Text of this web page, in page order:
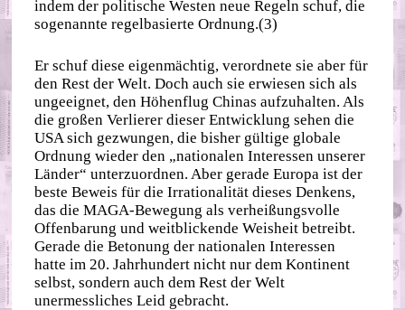
indem der politische Westen neue Regeln schuf, die
sogenannte regelbasierte Ordnung.(3)
Er schuf diese eigenmächtig, verordnete sie aber für
den Rest der Welt. Doch auch sie erwiesen sich als
ungeeignet, den Höhenflug Chinas aufzuhalten. Als
die großen Verlierer dieser Entwicklung sehen die
USA sich gezwungen, die bisher gültige globale
Ordnung wieder den „nationalen Interessen unserer
Länder“ unterzuordnen. Aber gerade Europa ist der
beste Beweis für die Irrationalität dieses Denkens,
das die MAGA-Bewegung als verheißungsvolle
Offenbarung und weitblickende Weisheit betreibt.
Gerade die Betonung der nationalen Interessen
hatte im 20. Jahrhundert nicht nur dem Kontinent
selbst, sondern auch dem Rest der Welt
unermessliches Leid gebracht.